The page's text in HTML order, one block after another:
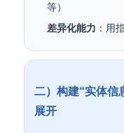
等）
差异化能力 ：用
二）构建“实体信
展开